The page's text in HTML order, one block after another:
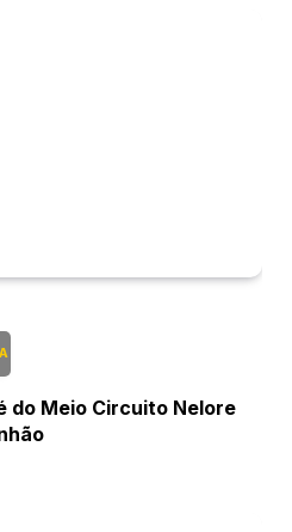
do Meio Circuito Nelore